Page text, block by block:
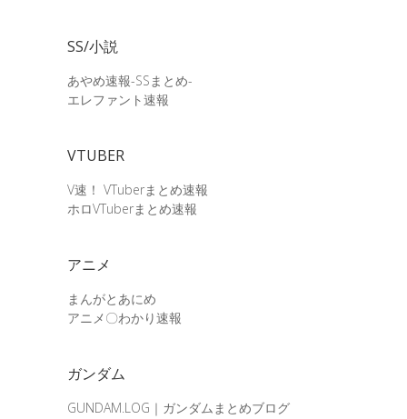
SS/小説
あやめ速報-SSまとめ-
エレファント速報
VTUBER
V速！ VTuberまとめ速報
ホロVTuberまとめ速報
アニメ
まんがとあにめ
アニメ〇わかり速報
ガンダム
GUNDAM.LOG｜ガンダムまとめブログ